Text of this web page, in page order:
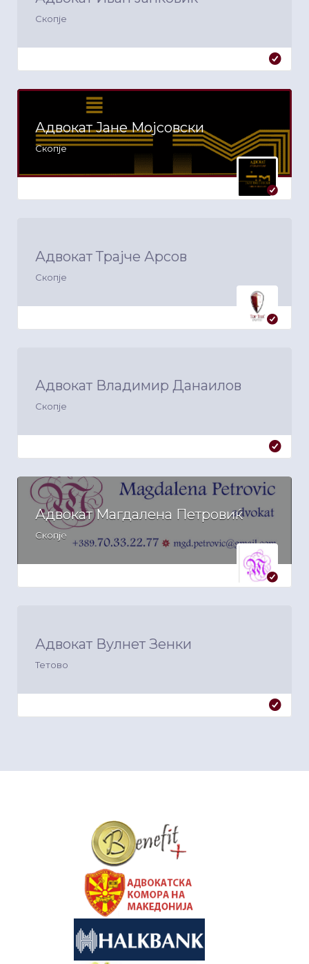
Скопје
Адвокат Јане Мојсовски
Скопје
Адвокат Трајче Арсов
Скопје
Адвокат Владимир Данаилов
Скопје
Адвокат Магдалена Петровиќ
Скопје
Адвокат Вулнет Зенки
Тетово